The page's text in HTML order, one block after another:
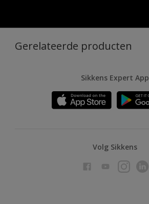
Gerelateerde producten
Sikkens Expert App
Volg Sikkens